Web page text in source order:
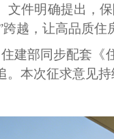
文件明确提出，
越，让高品质住
建部同步配套《
本次征求意见